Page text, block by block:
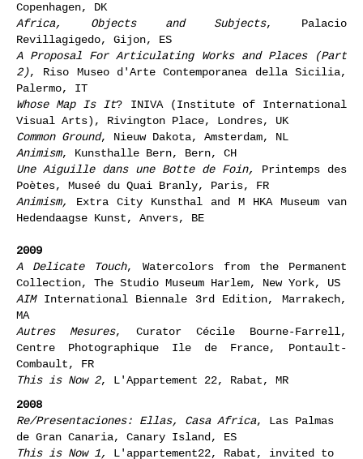
Copenhagen, DK
Africa, Objects and Subjects, Palacio
Revillagigedo, Gijon, ES
A Proposal For Articulating Works and Places (Part
2), Riso Museo d'Arte Contemporanea della Sicilia,
Palermo, IT
Whose Map Is It? INIVA (Institute of International
Visual Arts), Rivington Place, Londres, UK
Common Ground, Nieuw Dakota, Amsterdam, NL
Animism, Kunsthalle Bern, Bern, CH
Une Aiguille dans une Botte de Foin,
Printemps des
Poètes, Museé du Quai Branly, Paris, FR
Animism,
Extra City Kunsthal and M HKA Museum van
Hedendaagse Kunst, Anvers, BE
2009
A Delicate Touch, Watercolors from the Permanent
Collection, The Studio Museum Harlem, New York, US
AIMInternational Biennale 3rd Edition, Marrakech,
MA
Autres Mesures, Curator Cécile Bourne-Farrell,
Centre Photographique Ile de France, Pontault-
Combault, FR
This is Now 2, L'Appartement 22, Rabat, MR
2008
Re/Presentaciones: Ellas, Casa Africa, Las Palmas
de Gran Canaria, Canary Island, ES
This is Now 1,
L'appartement22, Rabat, invited to